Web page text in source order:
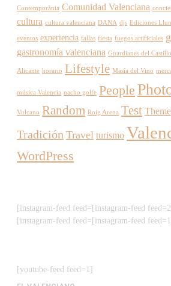
Contemporània Comunidad Valenciana
cultura cultura valenciana DANA djs Ediciones
eventos experiencia fallas fiesta fuegos artificiales
gastronomía valenciana Guardianes del Castillo
Alicante horario Lifestyle Masía del Vino
música Valencia nacho golfe People
Vulcano Random Roig Arena Test Theme
Tradición Travel turismo
WordPress
[instagram-feed feed=[instagram-feed
[instagram-feed feed=[instagram-feed
[youtube-feed feed=1]